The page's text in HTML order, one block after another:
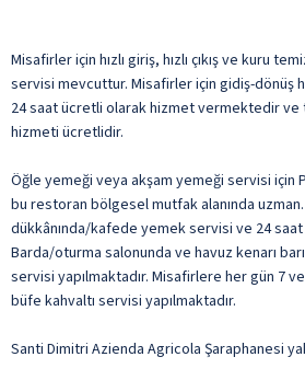
Misafirler için hızlı giriş, hızlı çıkış ve kuru
servisi mevcuttur. Misafirler için gidiş-dönüş
24 saat ücretli olarak hizmet vermektedir ve
hizmeti ücretlidir.
Öğle yemeği veya akşam yemeği servisi için
bu restoran bölgesel mutfak alanında uzman.
dükkânında/kafede yemek servisi ve 24
Barda/oturma salonunda ve havuz kenarı
servisi yapılmaktadır. Misafirlere her gün 7
büfe kahvaltı servisi yapılmaktadır.
Santi Dimitri Azienda Agricola Şaraphanesi